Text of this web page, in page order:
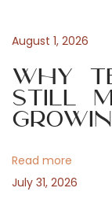
n
a
i
s
o
s
t
a
t
à
n
m
August 1, 2026
Why
Still
Read more
July 31, 2026